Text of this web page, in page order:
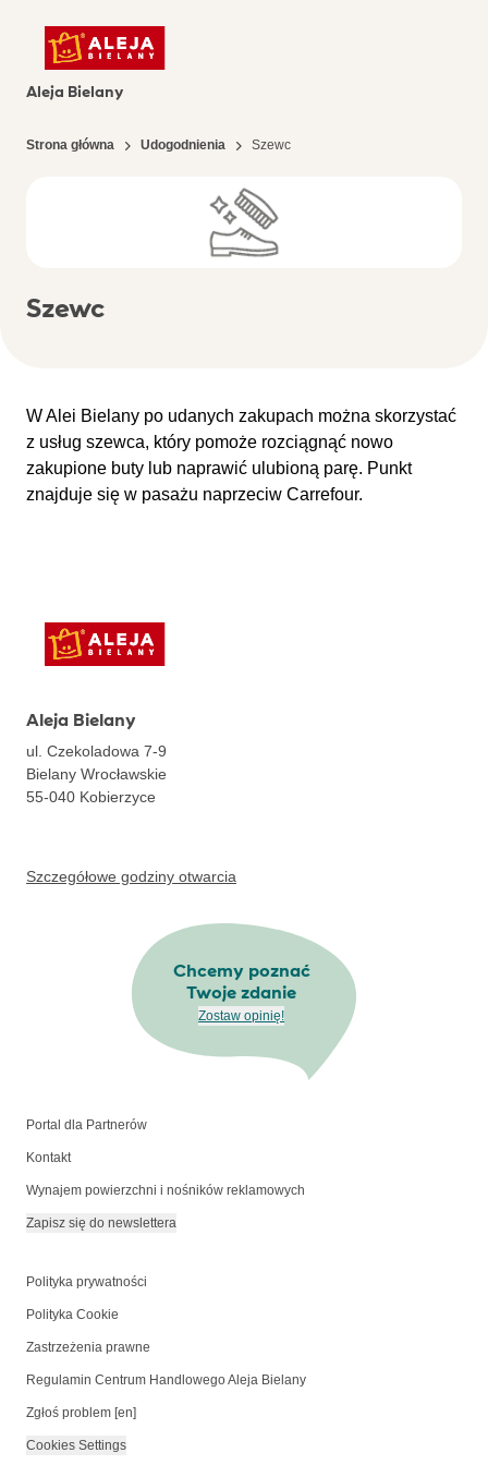
Aleja Bielany
Strona główna Udogodnienia Szewc
Szewc
W Alei Bielany po udanych zakupach można skorzystać
z usług szewca, który pomoże rozciągnąć nowo
zakupione buty lub naprawić ulubioną parę. Punkt
znajduje się w pasażu naprzeciw Carrefour.
Aleja Bielany
ul. Czekoladowa 7-9
Bielany Wrocławskie
55-040 Kobierzyce
Szczegółowe godziny otwarcia
Chcemy poznać
Twoje zdanie
Zostaw opinię!
Portal dla Partnerów
Kontakt
Wynajem powierzchni i nośników reklamowych
Zapisz się do newslettera
Polityka prywatności
Polityka Cookie
Zastrzeżenia prawne
Regulamin Centrum Handlowego Aleja Bielany
Zgłoś problem [en]
Cookies Settings